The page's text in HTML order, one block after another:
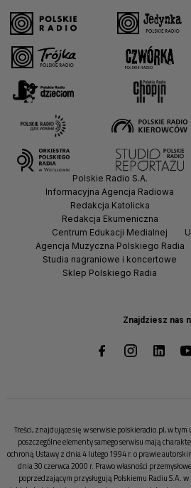
Znajdziesz nas
Polskie Radio S.A.
Informacyjna Agencja Radiowa
Redakcja Katolicka
Redakcja Ekumeniczna
Centrum Edukacji Medialnej
Agencja Muzyczna Polskiego Radia
Studia nagraniowe i koncertowe
Sklep Polskiego Radia
Treści, znajdujące się w serwisie polskieradio.pl, w tym
poszczególne elementy samego serwisu mają
ochroną Ustawy z dnia 4 lutego 1994 r. o prawie
dnia 30 czerwca 2000 r. Prawo własności
poprzedzającym przysługują Polskiemu Radiu S.A.